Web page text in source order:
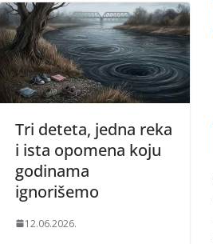
Tri deteta, jedna reka
i ista opomena koju
godinama
ignorišemo
12.06.2026.